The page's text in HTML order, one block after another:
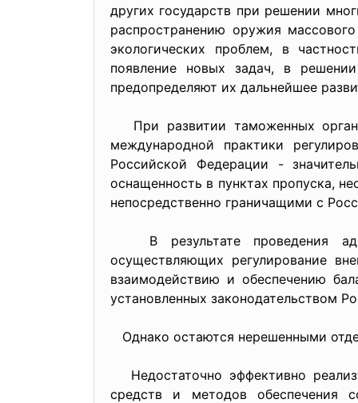
других государств при решении
распространению оружия
экологических проблем, в
появление новых задач, в
предопределяют их дальнейшее
При развитии таможенных
международной практики
Российской Федерации -
оснащенность в пунктах пропуска,
непосредственно граничащими с
В результате проведения
осуществляющих регулирование
взаимодействию и обеспечению
установленных законодательством
Однако остаются нерешенными
Недостаточно эффективно
средств и методов обеспечения